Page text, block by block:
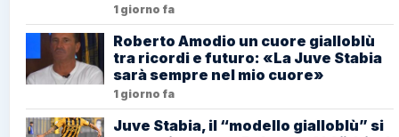
1 giorno fa
Roberto Amodio un cuore gialloblù
tra ricordi e futuro: «La Juve Stabia
sarà sempre nel mio cuore»
1 giorno fa
Juve Stabia, il “modello gialloblù” si